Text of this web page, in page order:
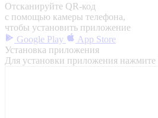
Отсканируйте QR-код
с помощью камеры телефона,
чтобы установить приложение
Google Play
App Store
Установка приложения
Для установки приложения нажмите